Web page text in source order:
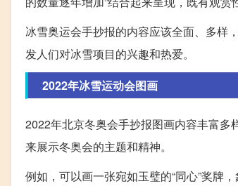
冰雪奥运会手抄报的内容应该全面、多样
发人们对冰雪项目的兴趣和热爱。
2022年冰雪运动会图画
2022年北京冬奥会手抄报图画内容丰富
来展示冬奥会的主题和精神。
例如，可以画一张宛如玉璧的“同心”奖牌